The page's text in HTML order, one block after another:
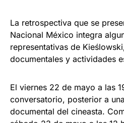
La retrospectiva que se
Nacional México integra
representativas de
documentales y actividades
El viernes 22 de mayo a las
conversatorio, posterior a
documental del cineasta.